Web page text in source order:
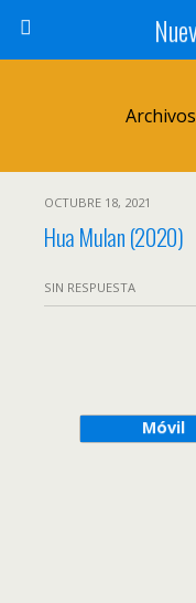
OCTUBRE 18, 2021
Hua Mulan (2020)
SIN RESPUESTA
Móvil